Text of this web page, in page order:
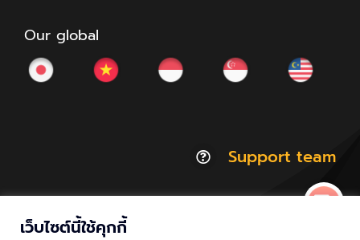
Our global
Support team
เว็บไซต์นี้ใช้คุกกี้